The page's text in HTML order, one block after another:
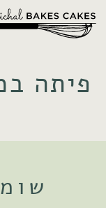
פיתה